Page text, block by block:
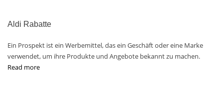
Aldi Rabatte
Ein Prospekt ist ein Werbemittel, das ein Geschäft oder eine Marke
verwendet, um ihre Produkte und Angebote bekannt zu machen.
Read more